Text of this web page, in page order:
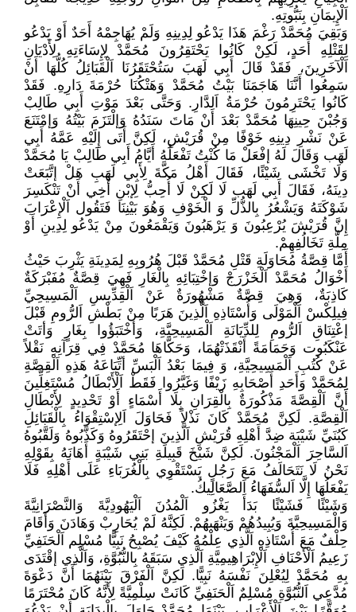
اَلْإِيمَانِ بِنَبُّوتِهِ.
وَبَقِيَ مُحَمَّدْ رَغْمَ هَذَا يَدْعُو لِدِينِهِ وَلَمْ يُهَاجِمْهُ أَحَدٌ أَوْ يَدْعُو
لِقَتْلِهِ أَحَدٍ، لَكِنْ كَانُوا يَحْتَقِرُونَ مُحَمَّدْ لِإِسَاءَتِهِ لِأَدْيَانِ
اَلْآخَرِينَ، فَقَدْ قَالَ أَبِي لَهَبَ سَتُحْتَقَرُنَا اَلْقَبَائِلُ كُلُّهَا أَنْ
سَمِعُوا أَنَّنَا هَاجَمَنَا بَيْتُ مُحَمَّدْ وَهَتْكُنَا حُرْمَةَ دَارِهِ. فَقَدْ
كَانُوا يَحْتَرِمُونَ حُرْمَةُ اَلدَّارِ. وَحَتَّى بَعْدَ مَوْتِ أَبِي طَالِبْ
وَجُبْنَ حِينِهَا مُحَمَّدْ بَعْدَ أَنْ مَاتَ سَنَدُهُ وَإلْتَزَمَ بَيْتُهُ وَإمْتَنَعَ
عَنْ نَشْرِ دِينِهِ خَوْفًا مِنْ قُرَيْشِ، لَكِنَّ أَتَى إِلَيْهِ عَمَّهُ أَبِي
لَهَب وَقَالَ لَهُ إفْعَلْ مَا كُنْتُ تَفْعَلُهُ أَيَّامُ أَبِي طَالِبْ يَا مُحَمَّدْ
وَلَا تَخْشَى شَيْئًا، فَقَالَ أَهْلُ مَكَّةَ لِأَبِي لَهَبِ هَلْ إتَّبَعَتْ
دِينَهُ، فَقَالَ أَبِي لَهَب لَا لَكِنْ لَا أُحِبُّ لِإبْنِ أَخِي أَنْ تَنْكَسِرَ
شَوْكَتَهُ وَيَشْعُرُ بِالذُّلِّ وَ الْخَوْفِ وَهُوَ بَيْنِنَا فَتَقُول اَلْإِعْرَابَ
إِنَّ قُرَيْشَ يُرْعِبُونَ وَ يَرْهَبُونَ وَيَقْمَعُونَ مِنْ يَدْعُو لِدِينِ أَوْ
مِلَّةِ تَخَالُفِهِمْ.
أَمَّا قِصَّةُ مُحَاوَلَةِ قَتْلِ مُحَمَّدْ قَبْلَ هُرُوبِهِ لِمَدِينَةِ يَثْرِبَ حَيْثُ
أَخْوَالُ مُحَمَّدْ اَلْخَزْرَجْ وَإخْتِبَائِهِ بِالْغَارِ فَهِيَ قِصَّةٌ مُفَبْرَكَةٌ
كَاذِبَةٌ، وَهِيَ قِصَّةٌ مَشْهُورَةٌ عَنْ اَلْقِدِّيسِ اَلْمَسِيحِيِّ
فِيلِكْسْ اَلْمَوْلَى وَأُسْتَاذِهِ اَلَّذِينَ هَرَبًا مِنْ بَطْشِ اَلرُّومِ قَبْلَ
إعْتِنَاقِ اَلرُّومِ لِلدِّيَانَةِ اَلْمَسِيحِيَّةِ، وَأخْتَبَؤُوا بِغَارٍ وَأتَتْ
عَنْكَبُوت وَحَمَامَةً أَنْقَذَتْهُمَا، وَحَكَّاهَا مُحَمَّدْ فِي قِرَآنِهِ نَقْلاً
عَنْ كُتُبِ اَلْمَسِيحِيَّةِ، وَ فِيمَا بَعْدُ اَلْبَسِّ أتِّبَاعَهُ هَذِهِ اَلْقِصَّةِ
لِمُحَمَّدْ وَأَحَدِ أَصْحَابِهِ زَيْفًا وَغَيَّرُوا فَقَطْ اَلْأَبْطَالُ مُسْتَغِلِّينَ
أَنَّ اَلْقِصَّةَ مَذْكُورَةٌ بِالْقِرَانِ بِلَا أَسْمَاءٍ أَوْ تَحْدِيدٍ لِأَبْطَالِ
اَلْقِصَّةِ. لَكِنَّ مُحَمَّدْ كَانَ نَذْلاً فَحَاوَلَ اَلِإسْتِقْوَاءُ بِالْقَبَائِلِ
كَبُنَيِّ شَيْبَة ضِدَّ أَهْلِهِ قُرَيْشِ اَلَّذِينَ إحْتَقَرُوهُ وَكَذَّبُوهُ وَلَقَّبُوهُ
اَلسَّاحِرَ اَلْمَجْنُونَ. لَكِنَّ شَيْخَ قَبِيلَةِ بَنِي شَيْبَةٍ أَهَانَهُ بِقَوْلِهِ
نَحْنُ لَا نَتَحَالَفُ مَعَ رَجُلٍ يَسْتَقْوِي بِالْغُرَبَاءِ عَلَى أَهْلِهِ فَلَا
يَفْعَلُهَا إِلَّا اَلسُّفَهَاءُ اَلصَّعَالِيكُ.
وَشَيْئًا فَشَيْئًا بَدَأَ يَغْزُو اَلْمُدُنَ اَلْيَهُودِيَّةَ وَالنَّصْرَانِيَّةَ
وَالْمَسِيحِيَّةَ وَيُبِيدُهُمْ وَيَنْهَبهُمْ. لَكِنَّهُ لَمْ يُحَارِبْ وَهَادَنَ وَأَقَامَ
حِلْفٌ مَعَ أُسْتَاذِهِ اَلَّذِي عِلْمُهُ كَيْفَ يُصْبِحُ نَبِيًّا مُسْلِم اَلْحَنَفِيِّ
زَعِيمُ اَلْأَحْنَافِ اَلْإِبْرَاهِيمِيَّةِ اَلَّذِي سَبَقَهُ بِالنُّبُوَّةِ، وَاَلَّذِي إقْتَدَى
بِهِ مُحَمَّدْ لِيُعْلِنَ نَفْسَهُ نَبِيًّا. لَكِنَّ اَلْفَرْقَ بَيْنَهُمَا أَنَّ دَعْوَةَ
مُدَّعِي اَلنُّبُوَّةِ مُسْلِمٌ اَلْحَنَفِيِّ كَانَتْ سِلْمِيَّةً لِأَنَّهُ كَانَ مُحْتَرَمًا